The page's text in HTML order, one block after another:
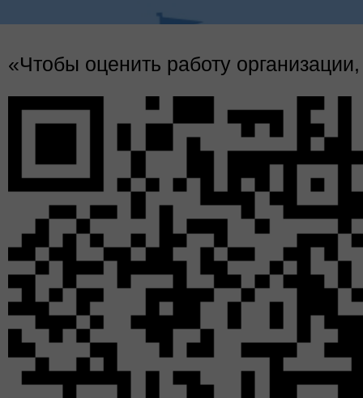
«Чтобы оценить работу
Гарантированные выплаты